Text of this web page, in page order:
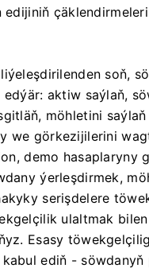
edijiniň
soň,
aktiw saýlaň,
möhletini
we görkezijilerini
demo hasaplaryny
ýerleşdirmek,
serişdelere
ulaltmak bilen
Esasy
ediň - söwdanyň